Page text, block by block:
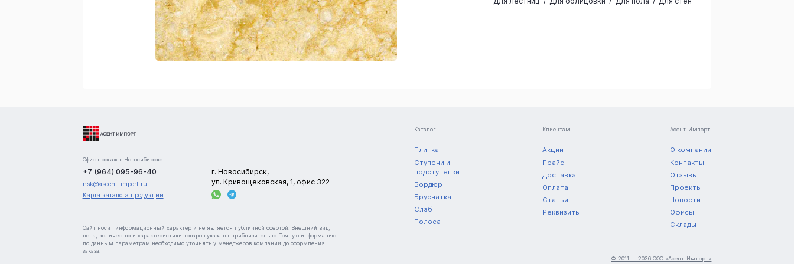
Офис продаж в Новосибирске
+7 (964) 095-96-40
nsk@ascent-import.ru
Карта каталога продукции
г. Новосибирск,
ул. Кривощековская, 1, офис 322
Сайт носит информационный характер и не является публичной офертой. Внешний вид,
цена, количество и характеристики товаров указаны приблизительно. Точную информацию
по данным параметрам необходимо уточнять у менеджеров компании до оформления
заказа.
Каталог
Плитка
Ступени и
подступенки
Бордюр
Брусчатка
Слэб
Полоса
Клиентам
Акции
Прайс
Доставка
Оплата
Статьи
Реквизиты
Асент-Импорт
О компании
Контакты
Отзывы
Проекты
Новости
Офисы
Склады
© 2011 — 2026 ООО «Асент-Импорт»